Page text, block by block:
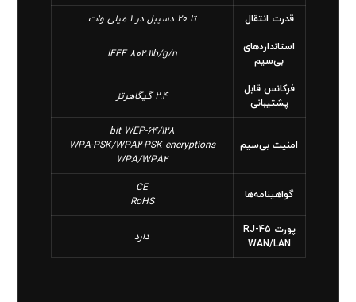
قدرت انتقال تا 20 دسیبل در 1 میلی وات
استانداردهای
بی‌سیم
IEEE 802.11b/g/n
فرکانس قابل
پشتیبانی
2.4 گیگاهرتز
امنیت بی‌سیم
64/128-bit WEP
WPA-PSK/WPA2-PSK encryptions
WPA/WPA2
گواهینامه‌ها
CE
RoHS
پورت RJ-45
WAN/LAN
دارد